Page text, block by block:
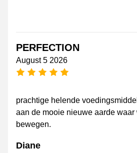
PERFECTION
August 5 2026
5 stars
prachtige helende
aan de mooie nieuwe aarde waar
bewegen.
Diane